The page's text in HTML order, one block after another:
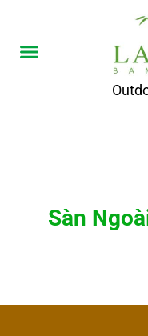
Sàn